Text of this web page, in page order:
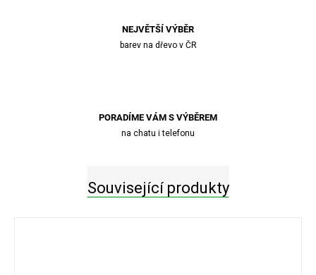
NEJVĚTŠÍ VÝBĚR
barev na dřevo v ČR
PORADÍME VÁM S VÝBĚREM
na chatu i telefonu
Související produkty